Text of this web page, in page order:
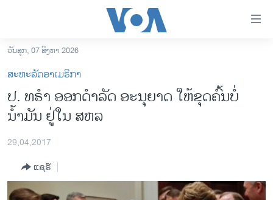
ເຂົ້າ
ຫາ
ຂ້າມ
ຂ້າມ
ຫາ
ອາເມຣິກາ
ການເລືອກຕັ້ງ ປະທານາທີບໍດີ ສະຫະລັດ 2024
ຂ່າວ​ຈີນ
ໂລກ
ເອເຊຍ
ວັນສຸກ, 07 ສິງຫາ 2026
ສະຫະລັດອາເມຣິກາ
ປ. ທຣໍາ ອອກດຳລັດ ອະນຸຍາດ ໃຫ້ຂຸດຄົ້ນບໍ່
ນໍ້າມັນ ຢູ່ໃນ ສຫລ
29,04,2017
ແຊຣ໌